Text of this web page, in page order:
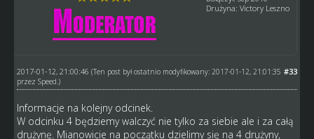
Drużyna: Victory Leszno
#33
2017-01-12, 21:00:46 (Ten post był ostatnio modyfikowany: 2017-01-12, 21:01:35
przez Speed.)
Informacje na kolejny odcinek.
W odcinku 4 będziemy walczyć nie tylko za siebie ale i za całą
drużynę. Mianowicie na początku dzielimy się na 4 drużyny,